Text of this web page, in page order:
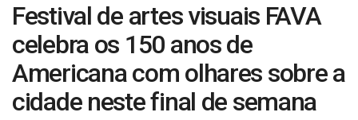
Festival de artes visuais FAVA
celebra os 150 anos de
Americana com olhares sobre a
cidade neste final de semana